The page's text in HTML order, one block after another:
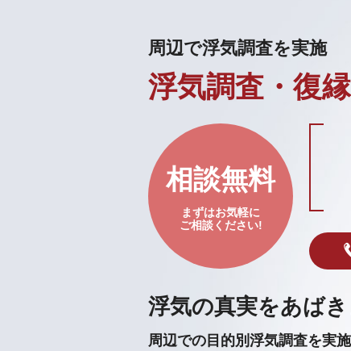
周辺で浮気調査を実施
浮気調査・復
相談無料
まずはお気軽に
ご相談ください!
浮気の真実をあばき
周辺での目的別浮気調査を実施